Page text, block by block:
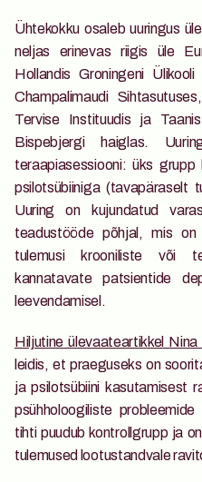
Ühtekokku osaleb uuringus
neljas erinevas riigis üle
Hollandis Groningeni
Champalimaudi
Tervise Instituudis ja
Bispebjergi haiglas.
teraapiasessiooni: üks
psilotsübiiniga (tavapäraselt
Uuring on kujundatud
teadustööde põhjal, mis on
tulemusi krooniliste või
kannatavate patsientide
leevendamisel.
Hiljutine ülevaateartikkel
leidis, et praeguseks on
ja psilotsübiini kasutamisest
psühholoogiliste
tihti puudub kontrollgrupp ja
tulemused lootustandvale